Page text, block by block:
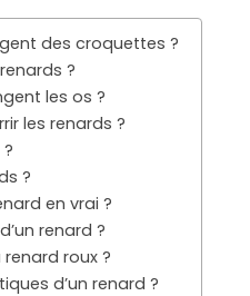
des croquettes ?
?
les os ?
les renards ?
?
en vrai ?
renard ?
roux ?
d’un renard ?